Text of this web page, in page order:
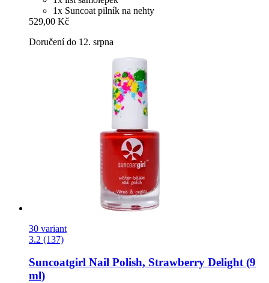
1x Suncoat pilník na nehty
529,00 Kč
Doručení do 12. srpna
30 variant
3.2 (137)
Suncoatgirl Nail Polish, Strawberry Delight (9
ml)